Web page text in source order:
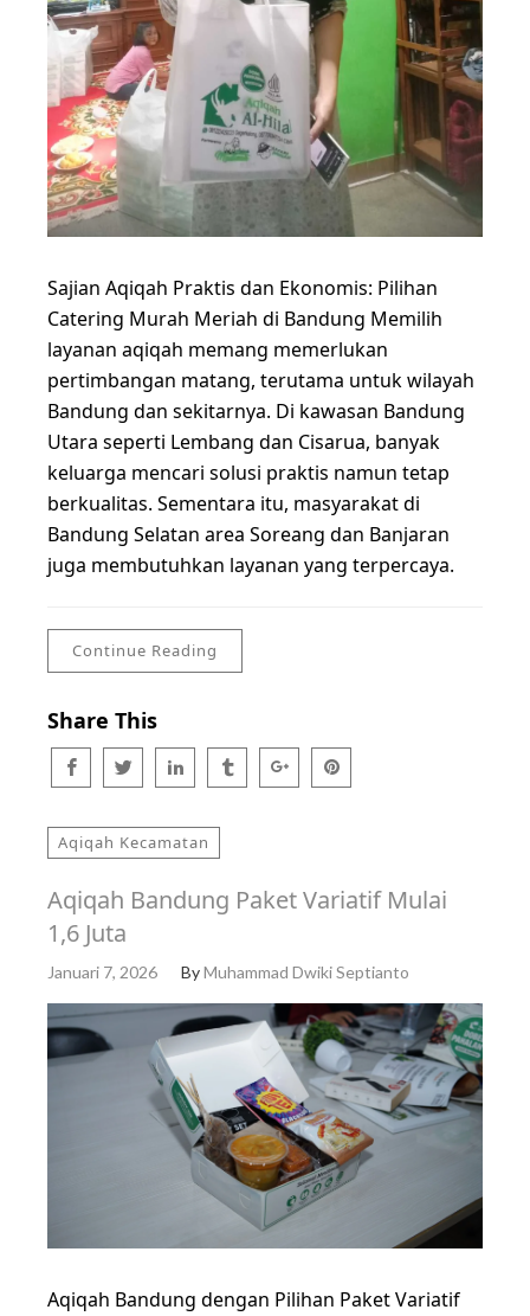
Sajian Aqiqah Praktis dan Ekonomis: Pilihan
Catering Murah Meriah di Bandung Memilih
layanan aqiqah memang memerlukan
pertimbangan matang, terutama untuk wilayah
Bandung dan sekitarnya. Di kawasan Bandung
Utara seperti Lembang dan Cisarua, banyak
keluarga mencari solusi praktis namun tetap
berkualitas. Sementara itu, masyarakat di
Bandung Selatan area Soreang dan Banjaran
juga membutuhkan layanan yang terpercaya.
Continue Reading
Share This
Aqiqah Kecamatan
Aqiqah Bandung Paket Variatif Mulai
1,6 Juta
Januari 7, 2026 ByMuhammad Dwiki Septianto
Aqiqah Bandung dengan Pilihan Paket Variatif